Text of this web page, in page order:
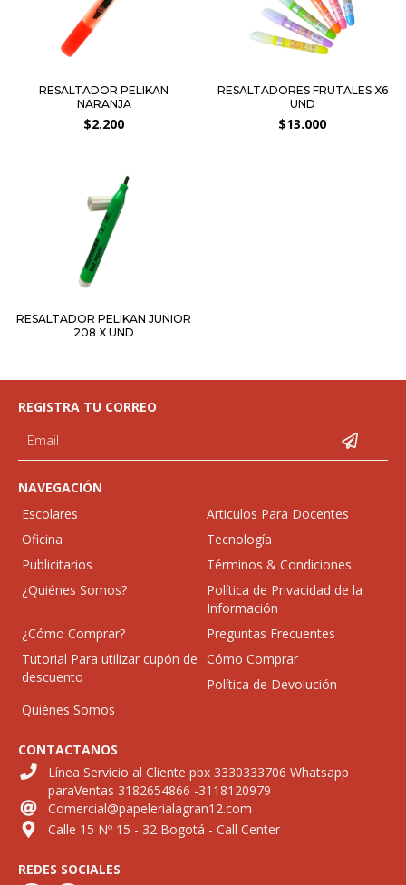
RESALTADOR PELIKAN
NARANJA
$2.200
RESALTADORES FRUTALES X6
UND
$13.000
RESALTADOR PELIKAN JUNIOR
208 X UND
REGISTRA TU CORREO
NAVEGACIÓN
Escolares
Articulos Para Docentes
Oficina
Tecnología
Publicitarios
Términos & Condiciones
¿Quiénes Somos?
Política de Privacidad de la
Información
¿Cómo Comprar?
Preguntas Frecuentes
Tutorial Para utilizar cupón de
descuento
Cómo Comprar
Política de Devolución
Quiénes Somos
CONTACTANOS
Línea Servicio al Cliente pbx 3330333706 Whatsapp
paraVentas 3182654866 -3118120979
Comercial@papelerialagran12.com
Calle 15 Nº 15 - 32 Bogotá - Call Center
REDES SOCIALES